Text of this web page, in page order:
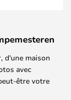
d'une maison
avec
être votre